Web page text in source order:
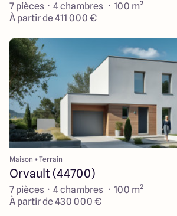
7 pièces · 4 chambres · 100 m²
À partir de 411 000 €
Maison + Terrain
Orvault (44700)
7 pièces · 4 chambres · 100 m²
À partir de 430 000 €